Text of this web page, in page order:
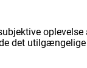
oplevelse
det